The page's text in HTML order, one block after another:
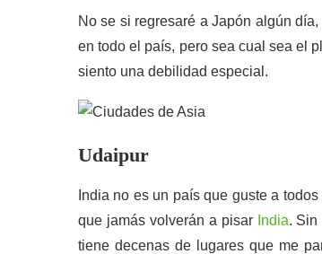
No se si regresaré a Japón algún
en todo el país, pero sea cual sea el
siento una debilidad especial.
Udaipur
India no es un país que guste a
que jamás volverán a pisar India. Sin
tiene decenas de lugares que me